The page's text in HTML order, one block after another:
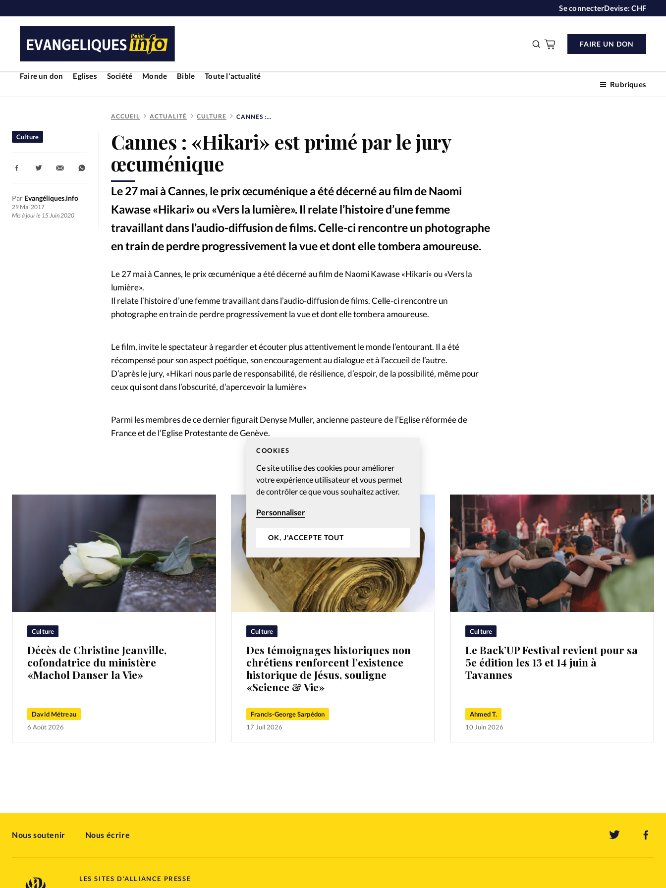
COOKIES
Ce site utilise des cookies pour améliorer
votre expérience utilisateur et vous permet
de contrôler ce que vous souhaitez activer.
Personnaliser
OK, J'ACCEPTE TOUT
Se connecterDevise:CHF
Faire un don Eglises Société Monde Bible
Toute l'actualité
Rubriques
FAIRE UN DON
RUBRIQUES
Toute l'actualité Bible
Culture
Economie
Eglises Histoire
Liberté religieuse
Mission
Monde
Politique Religions Société
Faire un don
La rédaction
Mon compte
ACCUEIL ACTUALITÉ CULTURE CANNES : «HIKARI» EST PRIMÉ PAR LE JURY ŒCUMÉNIQUE
Cannes : «Hikari» est primé par le jury
œcuménique
Le 27 mai à Cannes, le prix œcuménique a été décerné au film de Naomi
Kawase «Hikari» ou «Vers la lumière». Il relate l’histoire d’une femme
travaillant dans l’audio-diffusion de films. Celle-ci rencontre un photographe
en train de perdre progressivement la vue et dont elle tombera amoureuse.
Culture
Par Evangéliques.info
29 Mai 2017
Mis à jour le 15 Juin 2020
Partager:
Le 27 mai à Cannes, le prix œcuménique a été décerné au film de Naomi Kawase «Hikari» ou «Vers la
lumière».
Il relate l’histoire d’une femme travaillant dans l’audio-diffusion de films. Celle-ci rencontre un
photographe en train de perdre progressivement la vue et dont elle tombera amoureuse.
Le film, invite le spectateur à regarder et écouter plus attentivement le monde l’entourant. Il a été
récompensé pour son aspect poétique, son encouragement au dialogue et à l’accueil de l’autre.
D’après le jury, «Hikari nous parle de responsabilité, de résilience, d’espoir, de la possibilité, même pour
ceux qui sont dans l’obscurité, d’apercevoir la lumière»
Parmi les membres de ce dernier figurait Denyse Muller, ancienne pasteure de l’Eglise réformée de
France et de l’Eglise Protestante de Genève.
Culture
Décès de Christine Jeanville,
cofondatrice du ministère
«Machol Danser la Vie»
David Métreau
6 Août 2026
Culture
Des témoignages historiques non
chrétiens renforcent l’existence
historique de Jésus, souligne
«Science & Vie»
Francis-George Sarpédon
17 Juil 2026
Culture
Le Back’UP Festival revient pour sa
5e édition les 13 et 14 juin à
Tavannes
Ahmed T.
10 Juin 2026
Nous soutenir Nous écrire
LES SITES D'ALLIANCE PRESSE